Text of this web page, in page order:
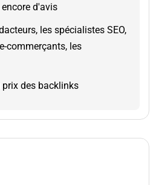
d'avis
les spécialistes SEO,
commerçants, les
prix des backlinks